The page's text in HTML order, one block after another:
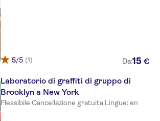
5/5 (1) Da:15 €
Laboratorio di graffiti di gruppo di
Brooklyn a New York
Flessibile·Cancellazione gratuita·Lingue: en